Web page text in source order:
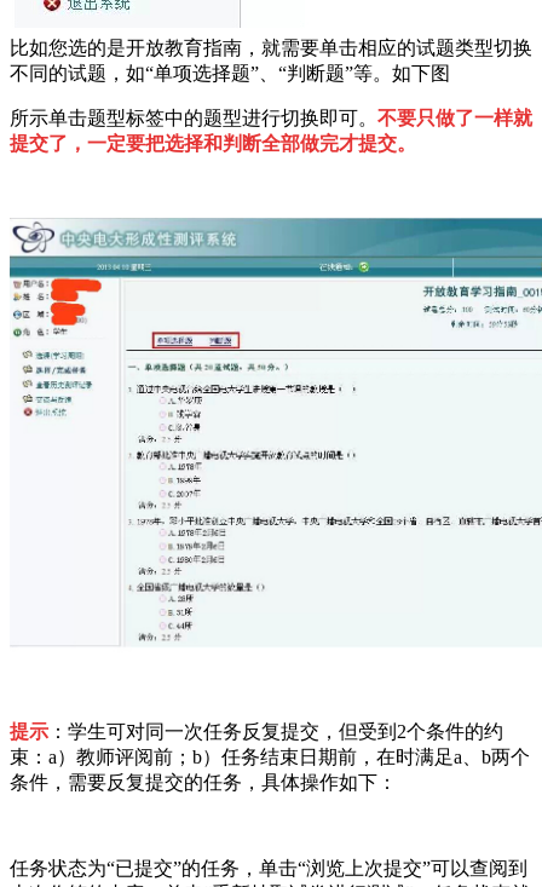
比如您选的是开放教育指南，就需要单击相应的试题类型切换
不同的试题，如“单项选择题”、“判断题”等。如下图
所示单击题型标签中的题型进行切换即可。 不要只做了一样就
提交了，一定要把选择和判断全部做完才提交。
提示 ：学生可对同一次任务反复提交，但受到2个条件的约
束：a）教师评阅前；b）任务结束日期前，在时满足a、b两个
条件，需要反复提交的任务，具体操作如下：
任务状态为“已提交”的任务，单击“浏览上次提交”可以查阅到